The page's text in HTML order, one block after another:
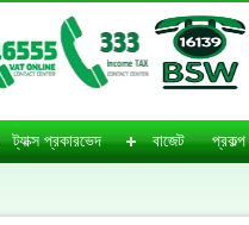
ট্যাক্স প্রকারভেদ বাজেট প্রকল্প